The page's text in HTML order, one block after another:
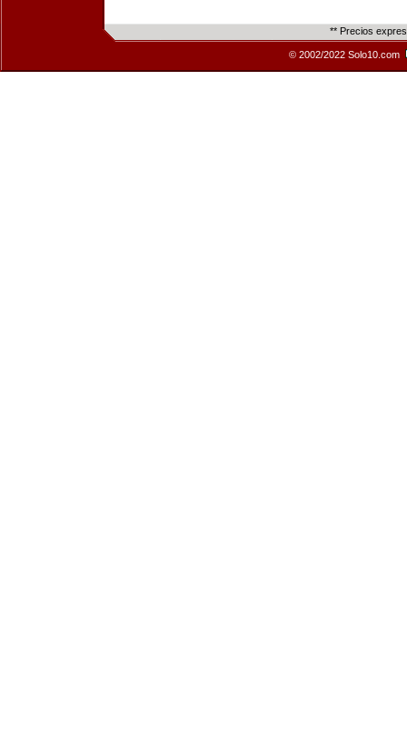
** Precios
© 2002/2022 Solo10.com